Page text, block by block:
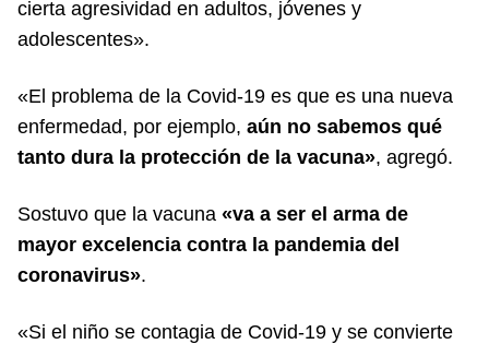
cierta agresividad en adultos, jóvenes y
adolescentes».
«El problema de la Covid-19 es que es una nueva
enfermedad, por ejemplo, aún no sabemos qué
tanto dura la protección de la vacuna», agregó.
Sostuvo que la vacuna «va a ser el arma de
mayor excelencia contra la pandemia del
coronavirus».
«Si el niño se contagia de Covid-19 y se convierte